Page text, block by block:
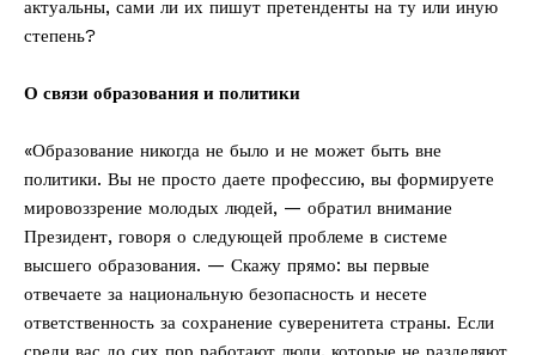
актуальны, сами ли их пишут претенденты на ту или иную
степень?
О связи образования и политики
«Образование никогда не было и не может быть вне
политики. Вы не просто даете профессию, вы формируете
мировоззрение молодых людей, — обратил внимание
Президент, говоря о следующей проблеме в системе
высшего образования. — Скажу прямо: вы первые
отвечаете за национальную безопасность и несете
ответственность за сохранение суверенитета страны. Если